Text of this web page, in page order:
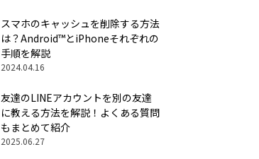
スマホのキャッシュを削除する方法
は？Android™とiPhoneそれぞれの
手順を解説
2024.04.16
友達のLINEアカウントを別の友達
に教える方法を解説！よくある質問
もまとめて紹介
2025.06.27